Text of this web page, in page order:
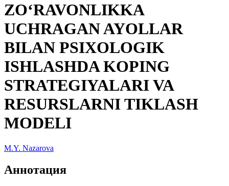
ZO‘RAVONLIKKA
UCHRAGAN AYOLLAR
BILAN PSIXOLOGIK
ISHLASHDA KOPING
STRATEGIYALARI VA
RESURSLARNI TIKLASH
MODELI
M.Y. Nazarova
Аннотация